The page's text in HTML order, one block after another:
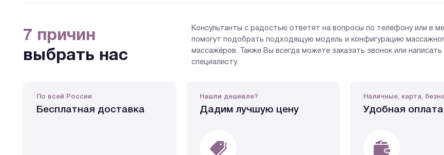
7 причин
выбрать нас
Консультанты с радостью ответят на вопросы по телефону или в
помогут подобрать подходящую модель и конфигурацию
массажёров. Также Вы всегда можете заказать звонок или
специалисту.
По всей России
Бесплатная доставка
Нашли дешевле?
Дадим лучшую цену
Наличные, карта,
Удобная оплата